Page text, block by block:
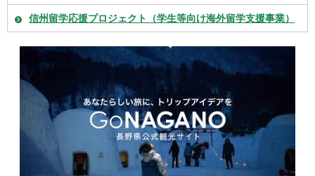
信州留学応援プロジェクト（学生等向け海外留学支援事業）